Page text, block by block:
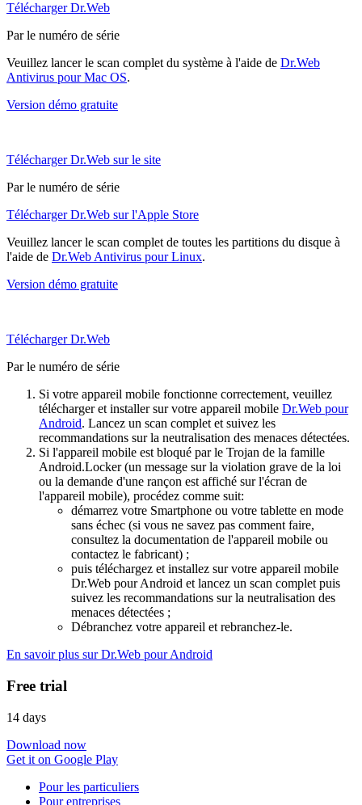
Télécharger Dr.Web
Par le numéro de série
Veuillez lancer le scan complet du système à l'aide de Dr.Web
Antivirus pour Mac OS.
Version démo gratuite
Télécharger Dr.Web sur le site
Par le numéro de série
Télécharger Dr.Web sur l'Apple Store
Veuillez lancer le scan complet de toutes les partitions du disque à
l'aide de Dr.Web Antivirus pour Linux.
Version démo gratuite
Télécharger Dr.Web
Par le numéro de série
Si votre appareil mobile fonctionne correctement, veuillez
télécharger et installer sur votre appareil mobile Dr.Web pour
Android. Lancez un scan complet et suivez les
recommandations sur la neutralisation des menaces détectées.
Si l'appareil mobile est bloqué par le Trojan de la famille
Android.Locker (un message sur la violation grave de la loi
ou la demande d'une rançon est affiché sur l'écran de
l'appareil mobile), procédez comme suit:
démarrez votre Smartphone ou votre tablette en mode
sans échec (si vous ne savez pas comment faire,
consultez la documentation de l'appareil mobile ou
contactez le fabricant) ;
puis téléchargez et installez sur votre appareil mobile
Dr.Web pour Android et lancez un scan complet puis
suivez les recommandations sur la neutralisation des
menaces détectées ;
Débranchez votre appareil et rebranchez-le.
En savoir plus sur Dr.Web pour Android
Free trial
14 days
Download now
Get it on Google Play
Pour les particuliers
Pour entreprises